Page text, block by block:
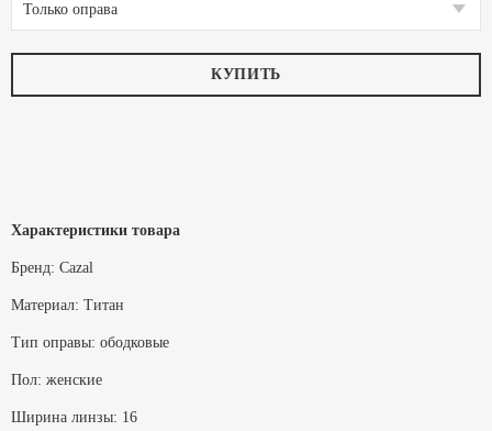
Только оправа
КУПИТЬ
Характеристики товара
Бренд: Cazal
Материал: Титан
Тип оправы: ободковые
Пол: женские
Ширина линзы: 16